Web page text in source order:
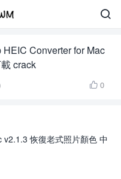

HEIC Converter for Mac
crack
 0
恢復老式照片顏色 中